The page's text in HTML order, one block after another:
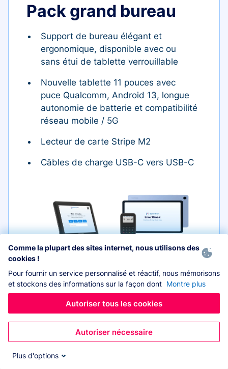
Pack grand bureau
Support de bureau élégant et
ergonomique, disponible avec ou
sans étui de tablette verrouillable
Nouvelle tablette 11 pouces avec
puce Qualcomm, Android 13, longue
autonomie de batterie et compatibilité
réseau mobile / 5G
Lecteur de carte Stripe M2
Câbles de charge USB-C vers USB-C
Tablette
Lecteur de carte
Comme la plupart des sites internet, nous utilisons des
cookies !
Pour fournir un service personnalisé et réactif, nous mémorisons
et stockons des informations sur la façon dont Montre plus
Autoriser tous les cookies
Autoriser nécessaire
Plus d'options